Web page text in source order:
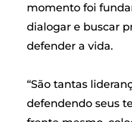
momento foi
dialogar e buscar
defender a vida.
“São tantas
defendendo seus